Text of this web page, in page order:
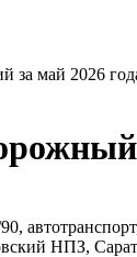
за май 2026
НПЗ,